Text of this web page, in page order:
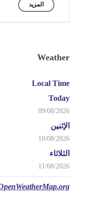
المزيد
Weather
Local Time
Today
09/08/2026
الإثنين
10/08/2026
الثلاثاء
11/08/2026